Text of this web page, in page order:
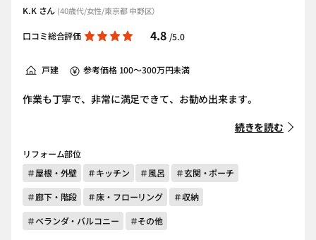
K.K さん (40歳代/女性/東京都 中野区）
口コミ総合評価 4.8 /5.0
戸建 参考価格 100～300万円未満
作業も丁寧で、非常に満足できて、お勧め出来ます。
続きを読む
リフォーム部位
＃屋根・外壁
＃キッチン ＃風呂
＃玄関・ポーチ
＃廊下・階段
＃床・フローリング
＃収納
＃ベランダ・バルコニー
＃その他